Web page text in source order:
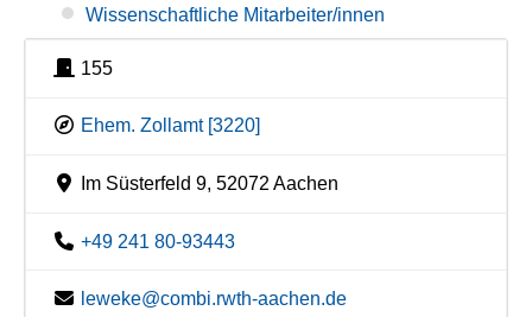
Wissenschaftliche Mitarbeiter/innen
155
Ehem. Zollamt [3220]
Im Süsterfeld 9, 52072 Aachen
+49 241 80-93443
leweke@combi.rwth-aachen.de